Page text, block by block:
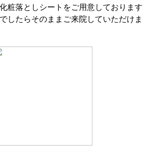
粧落としシートをご用意しております
したらそのままご来院していただけま